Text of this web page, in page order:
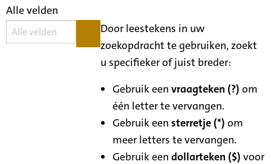
Alle velden
Door leestekens in uw
zoekopdracht te gebruiken, zoekt
u specifieker of juist breder:
Gebruik eenvraagteken (?) om
één letter te vervangen.
Gebruik eensterretje (*) om
meer letters te vervangen.
Gebruik eendollarteken ($) voor